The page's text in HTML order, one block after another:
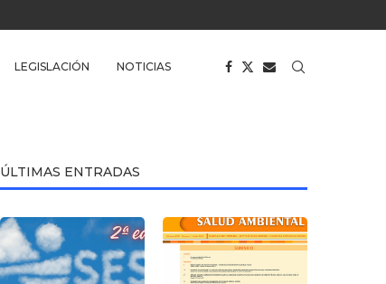
LEGISLACIÓN NOTICIAS
ÚLTIMAS ENTRADAS